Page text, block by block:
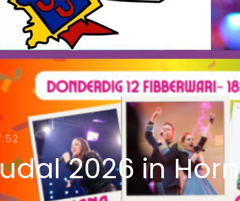
2026 in Horn